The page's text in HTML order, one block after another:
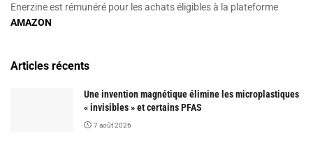
Enerzine est rémunéré pour les achats éligibles à la plateforme
AMAZON
Articles récents
Une invention magnétique élimine les microplastiques
« invisibles » et certains PFAS
7 août 2026